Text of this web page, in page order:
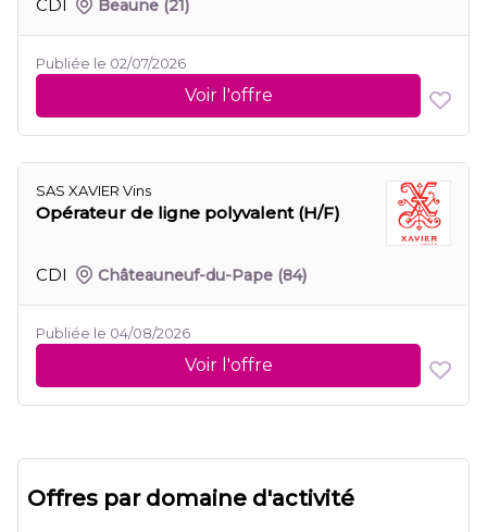
CDI Beaune (21)
Publiée le 02/07/2026
Voir l'offre
SAS XAVIER Vins
Opérateur de ligne polyvalent (H/F)
CDI Châteauneuf-du-Pape (84)
Publiée le 04/08/2026
Voir l'offre
Offres par domaine d'activité